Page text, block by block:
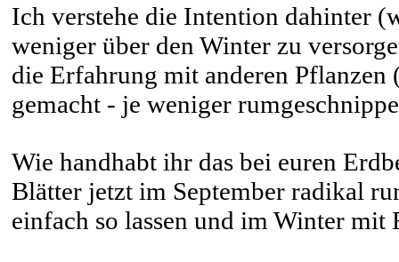
Ich verstehe die Intention dahinter
weniger über den Winter zu
die Erfahrung mit anderen Pflanzen
gemacht - je weniger
Wie handhabt ihr das bei euren
Blätter jetzt im September radikal
einfach so lassen und im Winter mit